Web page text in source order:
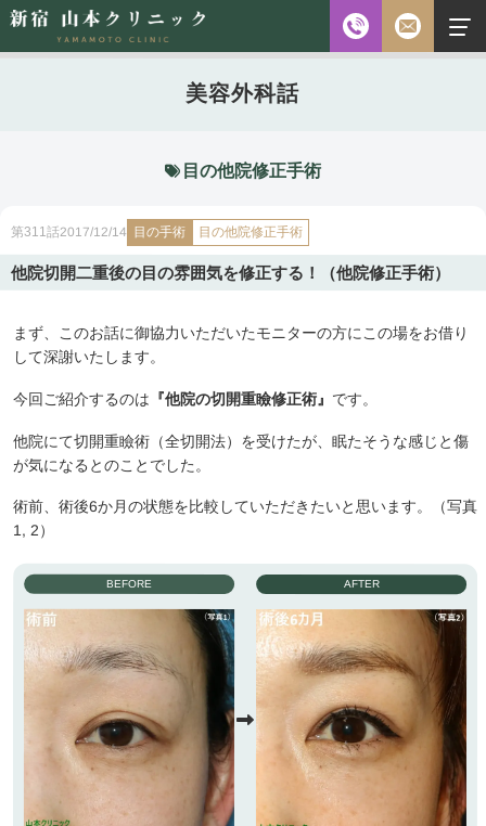
お電話
休診日 水・日・祝日
ご予約前に必ず下記のページをご確認ください。
ご予約について
無料相談
※初診の方専用
メールフォーム
無料相談・
ご予約・
03-5315-4391
美容外科話
目の他院修正手術
第311話2017/12/14 目の手術 目の他院修正手術
他院切開二重後の目の雰囲気を修正する！（他院修正手術）
まず、このお話に御協力いただいたモニターの方にこの場をお借り
して深謝いたします。
今回ご紹介するのは 『他院の切開重瞼修正術』 です。
他院にて切開重瞼術（全切開法）を受けたが、眠たそうな感じと傷
が気になるとのことでした。
術前、術後6か月の状態を比較していただきたいと思います。（写真
1, 2）
BEFORE AFTER